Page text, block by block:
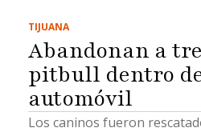
detenidos por estos hechos
…
TIJUANA
Abandonan a
pitbull dentro
automóvil
Los caninos fueron